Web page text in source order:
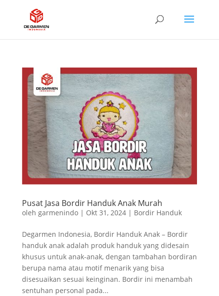
Pusat Jasa Bordir Handuk Anak Murah
oleh garmenindo| Okt 31, 2024| Bordir Handuk
Degarmen Indonesia, Bordir Handuk Anak – Bordir
handuk anak adalah produk handuk yang didesain
khusus untuk anak-anak, dengan tambahan bordiran
berupa nama atau motif menarik yang bisa
disesuaikan sesuai keinginan. Bordir ini menambah
sentuhan personal pada...